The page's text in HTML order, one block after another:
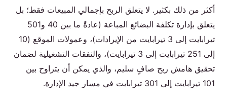
أكثر من ذلك بكثير. لا يتعلق الربح بإجمالي المبيعات فقط؛ بل
يتعلق بإدارة تكلفة البضائع المباعة (عادةً ما بين 40 و501
تيرابايت إلى 3 تيرابايت من الإيرادات)، وعمولات الموقع (10
إلى 251 تيرابايت إلى 3 تيرابايت)، والنفقات التشغيلية لضمان
تحقيق هامش ربح صافٍ سليم، والذي يمكن أن يتراوح بين
101 تيرابايت إلى 301 تيرابايت في مسار جيد الإدارة.